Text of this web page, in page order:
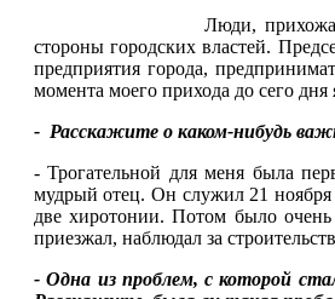
Люди,
стороны городских властей.
предприятия города,
момента моего прихода до сего
- Расскажите о каком-нибудь
- Трогательной для меня была
мудрый отец. Он служил 21
две хиротонии. Потом было
приезжал, наблюдал за
- Одна из проблем, с которой